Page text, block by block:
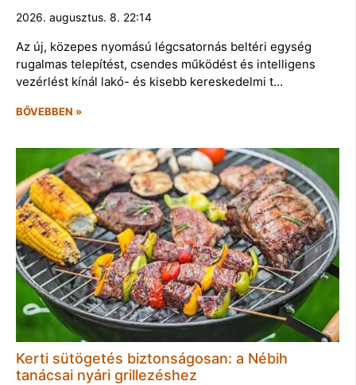
2026. augusztus. 8. 22:14
Az új, közepes nyomású légcsatornás beltéri egység
rugalmas telepítést, csendes működést és intelligens
vezérlést kínál lakó- és kisebb kereskedelmi t…
BŐVEBBEN »
Kerti sütögetés biztonságosan: a Nébih
tanácsai nyári grillezéshez